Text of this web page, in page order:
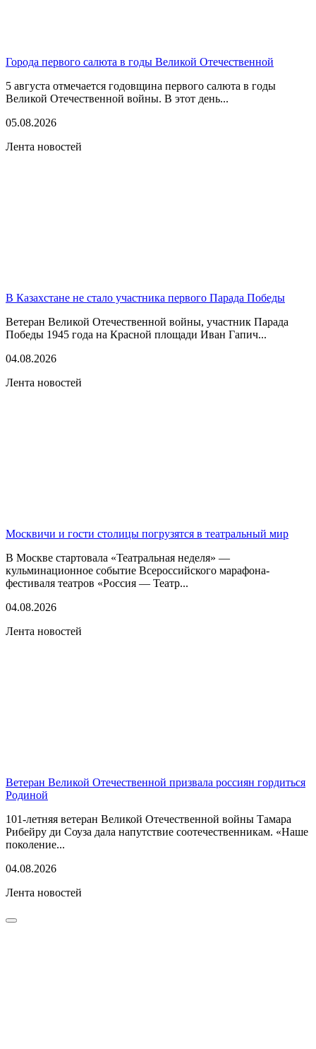
Города первого салюта в годы Великой Отечественной
5 августа отмечается годовщина первого салюта в годы
Великой Отечественной войны. В этот день...
05.08.2026
Лента новостей
В Казахстане не стало участника первого Парада Победы
Ветеран Великой Отечественной войны, участник Парада
Победы 1945 года на Красной площади Иван Гапич...
04.08.2026
Лента новостей
Москвичи и гости столицы погрузятся в театральный мир
В Москве стартовала «Театральная неделя» —
кульминационное событие Всероссийского марафона-
фестиваля театров «Россия — Театр...
04.08.2026
Лента новостей
Ветеран Великой Отечественной призвала россиян гордиться
Родиной
101-летняя ветеран Великой Отечественной войны Тамара
Рибейру ди Соуза дала напутствие соотечественникам. «Наше
поколение...
04.08.2026
Лента новостей